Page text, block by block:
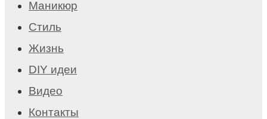
Маникюр
Стиль
Жизнь
DIY идеи
Видео
Контакты